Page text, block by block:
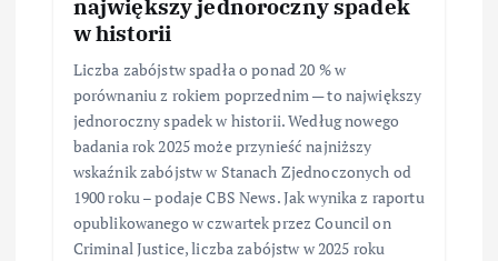
największy jednoroczny spadek
w historii
Liczba zabójstw spadła o ponad 20 % w
porównaniu z rokiem poprzednim — to największy
jednoroczny spadek w historii. Według nowego
badania rok 2025 może przynieść najniższy
wskaźnik zabójstw w Stanach Zjednoczonych od
1900 roku – podaje CBS News. Jak wynika z raportu
opublikowanego w czwartek przez Council on
Criminal Justice, liczba zabójstw w 2025 roku